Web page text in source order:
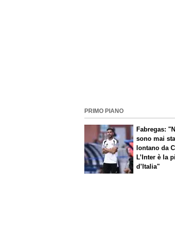
PRIMO PIANO
Fabregas:
sono mai
lontano da
L’Inter è la
d’Italia"